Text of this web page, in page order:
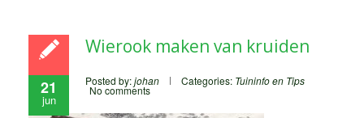
21
jun
Wierook maken van kruiden
Posted by:johan Categories: Tuininfo en Tips
No comments